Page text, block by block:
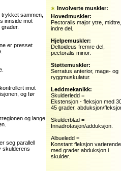
sammen,
innside mot
er presset
imot
og før
og lange
seg parallell
skulderens
Involverte muskler:
Hovedmuskler:
Pectoralis major ytre, midtre,
indre del.
Hjelpemuskler:
Deltoideus fremre del,
pectoralis minor.
Støttemuskler:
Serratus anterior, mage- og
ryggmuskulatur.
Leddmekanikk:
Skulderledd =
Ekstensjon - fleksjon med
45 grader, abduksjon/
Skulderblad =
Innadrotasjon/adduksjon.
Albueledd =
Konstant fleksjon varierende
med grader abduksjon i
skulder.